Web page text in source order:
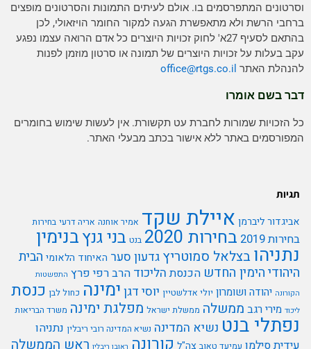
וסרטונים המתפרסמים בו. אולם לעיתים התמונות והסרטונים מופצים
ברחבי הרשת ולא מתאפשרת הגעה למקור החומר הויזאולי, לכן
בהתאם לסעיף 27א' לחוק זכויות היוצרים כל אדם הרואה עצמו נפגע
עקב בעלות על זכויות היוצרים של תמונה או סרטון מוזמן לפנות
להנהלת האתר
office@rtgs.co.il
דבר בשם אומרו
כל הזכויות שמורות לחברת עט תקשורת. אין לעשות שימוש בחומרים
המפורסמים באתר ללא אישור בכתב מבעלי האתר.
תגיות
אביגדור ליברמןאיילת שקד אמיר אוחנה אריה דרעי בחירות
בחירות 2019 בחירות 2020 בנט בני גנץבנימין
נתניהו בצלאל סמוטריץגדעון סערהאיחוד הלאומיהבית
היהודיהימין החדש הכנסתהליכודהרב רפי פרץ התפשטות
הקורונה יהודה ושומרון יולי אדלשטיין יוסי דגןימינה כחול לבן כנסת
ליכוד מירי רגבממשלה ממשלת ישראל מפלגת ימינה משרד הבריאות
נפתלי בנט נשיא המדינה נשיא המדינה רובי ריבלין נתניהו
ראובן ריבלין